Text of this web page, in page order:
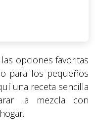
opciones favoritas
para los pequeños
una receta sencilla
la mezcla con